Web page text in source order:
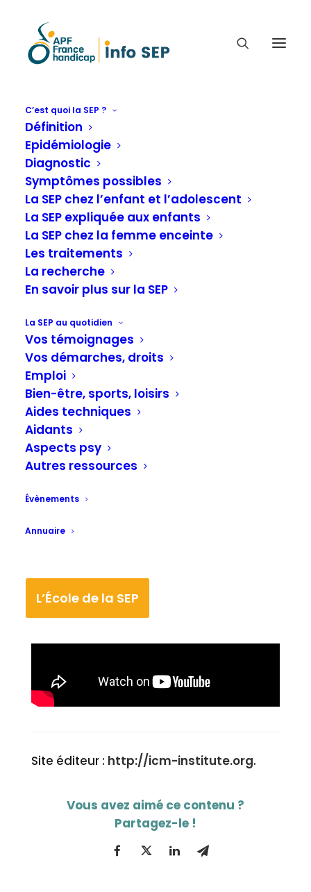
C’est quoi la SEP ?
Définition
Epidémiologie
Diagnostic
Symptômes possibles
La SEP chez l’enfant et l’adolescent
La SEP expliquée aux enfants
La SEP chez la femme enceinte
Les traitements
La recherche
En savoir plus sur la SEP
La SEP au quotidien
Vos témoignages
Vos démarches, droits
Emploi
Bien-être, sports, loisirs
Aides techniques
Aidants
Aspects psy
Autres ressources
Évènements
Annuaire
L’École de la SEP
RECHERCHE : MIEUX
COMPRENDRE LES PHASES
PRÉCOCES DE LA SCLÉROSE
EN PLAQUES. (VIDÉO).
Infos sur la recherche
Accueil C'est quoi la SEP ?
Recherche : Mieux comprendre les phases
précoces de la sclérose en plaques. (Vidéo).
Mieux comprendre les phases précoces
de la sclérose en plaques : c’est la
problématique à laquelle souhaite
répondre le Dr Benedetta Bodini.
novembre 2016 :
Site éditeur : http://icm-institute.org.